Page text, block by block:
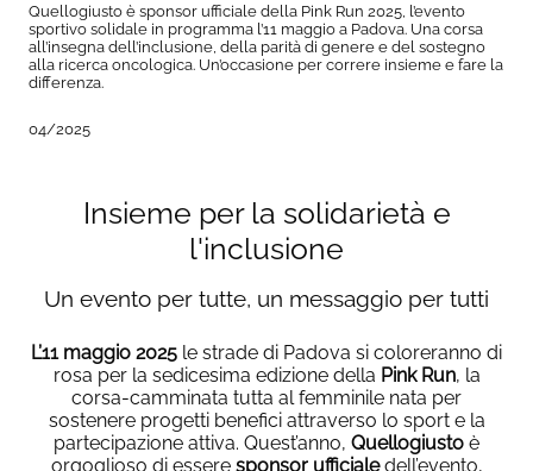
Quellogiusto è sponsor ufficiale della Pink Run 2025, l’evento
sportivo solidale in programma l’11 maggio a Padova. Una corsa
all’insegna dell’inclusione, della parità di genere e del sostegno
alla ricerca oncologica. Un’occasione per correre insieme e fare la
differenza.
04/2025
Insieme per la solidarietà e
l'inclusione
Un evento per tutte, un messaggio per tutti
L’11 maggio 2025 le strade di Padova si coloreranno di
rosa per la sedicesima edizione della Pink Run, la
corsa-camminata tutta al femminile nata per
sostenere progetti benefici attraverso lo sport e la
partecipazione attiva. Quest’anno, Quellogiusto è
orgoglioso di essere sponsor ufficialedell’evento,